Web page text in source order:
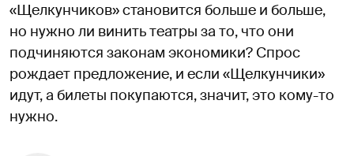
«Щелкунчиков» становится больше и больше,
но нужно ли винить театры за то, что они
подчиняются законам экономики? Спрос
рождает предложение, и если «Щелкунчики»
идут, а билеты покупаются, значит, это кому-то
нужно.